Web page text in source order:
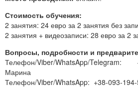
Стоимость обучения:
2 занятия: 24 евро за 2 занятия без
2 занятия + видеозаписи: 28 евро за 2
Вопросы, подробности и
Телефон/Viber/WhatsApp/
Марина
Телефон/Viber/WhatsApp: +38-093-